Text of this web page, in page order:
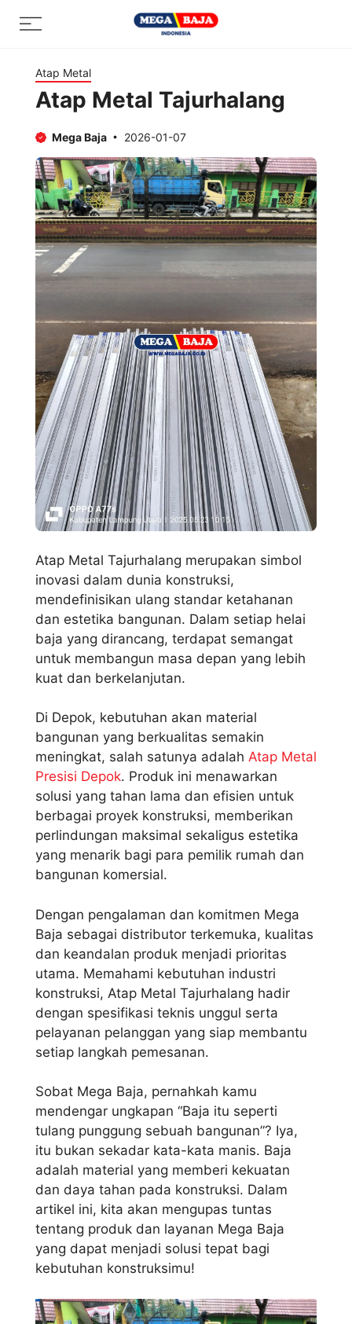
Menu
Atap Metal
Atap Metal Tajurhalang
Mega Baja 2026-01-07
Atap Metal Tajurhalang merupakan simbol
inovasi dalam dunia konstruksi,
mendefinisikan ulang standar ketahanan
dan estetika bangunan. Dalam setiap helai
baja yang dirancang, terdapat semangat
untuk membangun masa depan yang lebih
kuat dan berkelanjutan.
Di Depok, kebutuhan akan material
bangunan yang berkualitas semakin
meningkat, salah satunya adalah Atap Metal
Presisi Depok. Produk ini menawarkan
solusi yang tahan lama dan efisien untuk
berbagai proyek konstruksi, memberikan
perlindungan maksimal sekaligus estetika
yang menarik bagi para pemilik rumah dan
bangunan komersial.
Dengan pengalaman dan komitmen Mega
Baja sebagai distributor terkemuka, kualitas
dan keandalan produk menjadi prioritas
utama. Memahami kebutuhan industri
konstruksi, Atap Metal Tajurhalang hadir
dengan spesifikasi teknis unggul serta
pelayanan pelanggan yang siap membantu
setiap langkah pemesanan.
Sobat Mega Baja, pernahkah kamu
mendengar ungkapan “Baja itu seperti
tulang punggung sebuah bangunan”? Iya,
itu bukan sekadar kata-kata manis. Baja
adalah material yang memberi kekuatan
dan daya tahan pada konstruksi. Dalam
artikel ini, kita akan mengupas tuntas
tentang produk dan layanan Mega Baja
yang dapat menjadi solusi tepat bagi
kebutuhan konstruksimu!